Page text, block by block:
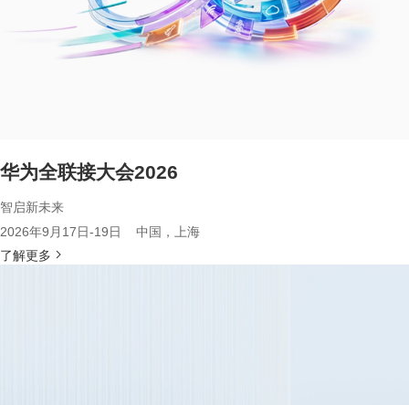
华为全联接大会2026
智启新未来
2026年9月17日-19日 中国，上海
了解更多